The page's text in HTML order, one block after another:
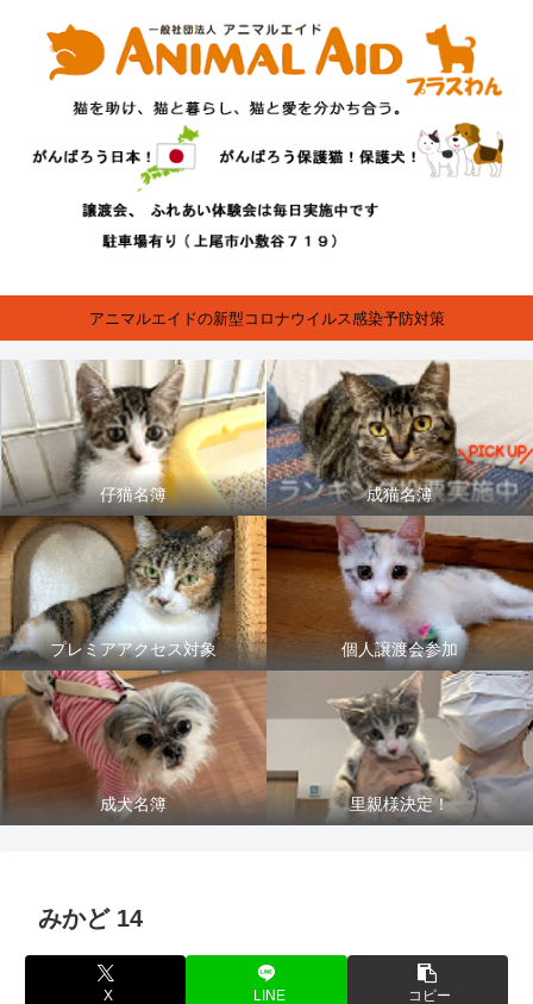
アニマルエイドの新型コロナウイルス感染予防対策
仔猫名簿 成猫名簿
プレミアアクセス対象 個人譲渡会参加
成犬名簿 里親様決定！
みかど 14
X LINE コピー